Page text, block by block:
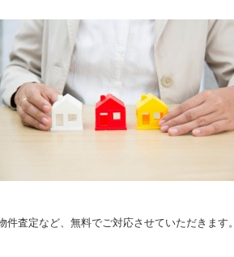
査定など、無料でご対応させていただきます。